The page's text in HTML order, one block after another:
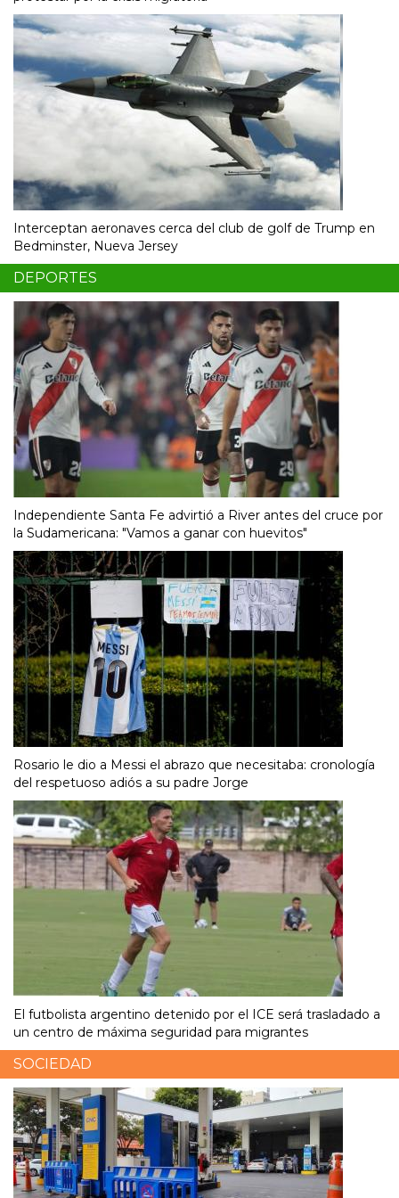
Interceptan aeronaves cerca del club de golf de Trump en
Bedminster, Nueva Jersey
DEPORTES
Independiente Santa Fe advirtió a River antes del cruce por
la Sudamericana: "Vamos a ganar con huevitos"
Rosario le dio a Messi el abrazo que necesitaba: cronología
del respetuoso adiós a su padre Jorge
El futbolista argentino detenido por el ICE será trasladado a
un centro de máxima seguridad para migrantes
SOCIEDAD